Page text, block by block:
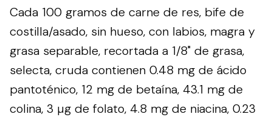
Cada 100 gramos de carne de res, bife de
costilla/asado, sin hueso, con labios, magra y
grasa separable, recortada a 1/8" de grasa,
selecta, cruda contienen 0.48 mg de ácido
pantoténico, 12 mg de betaína, 43.1 mg de
colina, 3 µg de folato, 4.8 mg de niacina, 0.23